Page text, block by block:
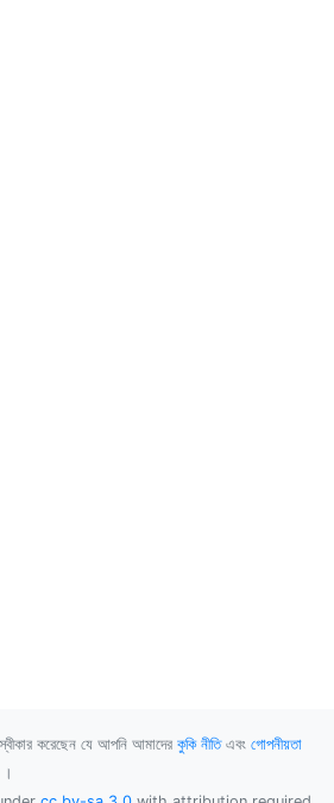
করেছেন যে আপনি আমাদের কুকি নীতিএবং গোপনীয়তা
।